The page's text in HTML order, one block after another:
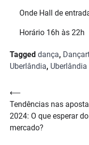
Onde Hall de
Horário 16h às 22h
Tagged dança,
Uberlândia, Uberlândia
Navegação
de
Post
⟵
Tendências nas
2024: O que esperar do
mercado?